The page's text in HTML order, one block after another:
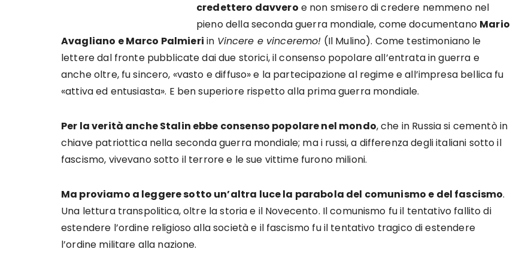
credettero davvero e non smisero di credere nemmeno nel
pieno della seconda guerra mondiale, come documentano Mario
Avagliano e Marco Palmieri in Vincere e vinceremo! (Il Mulino). Come testimoniano le
lettere dal fronte pubblicate dai due storici, il consenso popolare all’entrata in guerra e
anche oltre, fu sincero, «vasto e diffuso» e la partecipazione al regime e all’impresa bellica fu
«attiva ed entusiasta». E ben superiore rispetto alla prima guerra mondiale.
Per la verità anche Stalin ebbe consenso popolare nel mondo, che in Russia si cementò in
chiave patriottica nella seconda guerra mondiale; ma i russi, a differenza degli italiani sotto il
fascismo, vivevano sotto il terrore e le sue vittime furono milioni.
Ma proviamo a leggere sotto un’altra luce la parabola del comunismo e del fascismo.
Una lettura transpolitica, oltre la storia e il Novecento. Il comunismo fu il tentativo fallito di
estendere l’ordine religioso alla società e il fascismo fu il tentativo tragico di estendere
l’ordine militare alla nazione.